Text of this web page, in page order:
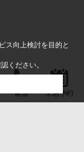
電話 来店予約
ス向上検討を目的と
ください。